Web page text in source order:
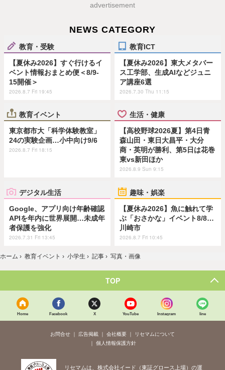
advertisement
NEWS CATEGORY
教育・受験
【夏休み2026】すぐ行けるイ
ベント情報おまとめ便＜8/9-
15開催＞
2026.8.7 Fri 19:45
教育ICT
【夏休み2026】東大メタバー
ス工学部、生成AIなどジュニ
ア講座6選
2026.7.30 Thu 11:15
教育イベント
東京都市大「科学体験教室」
24の実験企画…小中向け9/6
2026.8.7 Fri 18:15
生活・健康
【高校野球2026夏】第4日青
森山田・東日大昌平・大分
商・英明が勝利、第5日は花巻
東vs新田ほか
2026.8.9 Sun 9:15
デジタル生活
Google、アプリ向け年齢確認
APIを年内に世界展開…未成年
者保護を強化
2026.7.31 Fri 13:45
趣味・娯楽
【夏休み2026】魚に触れて学
ぶ「おさかな」イベント8/8…
川崎市
2026.8.7 Fri 10:45
ホーム › 教育イベント › 小学生 › 記事 › 写真・画像
TOP
Home Facebook X YouTube Instagram line
お問合せ 広告掲載 会社概要
リセマムについて
個人情報保護方針
リセマムは、株式会社イード（東証グロース上場）の運